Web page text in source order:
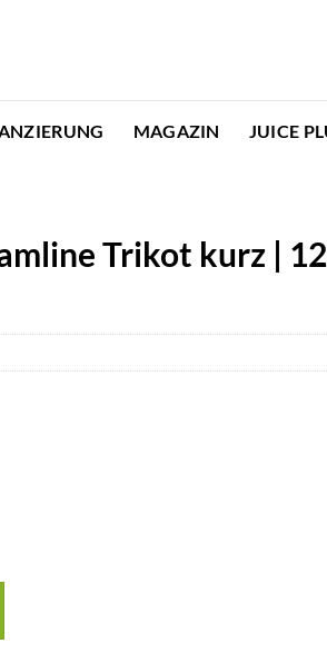
MAGAZIN JUICE
Trikot kurz |